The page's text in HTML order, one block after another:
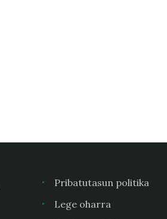
Pribatutasun politika
Lege oharra